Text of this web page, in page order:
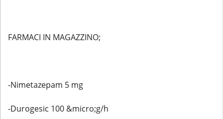
FARMACI IN MAGAZZINO;
-Nimetazepam 5 mg
-Durogesic 100 &micro;g/h